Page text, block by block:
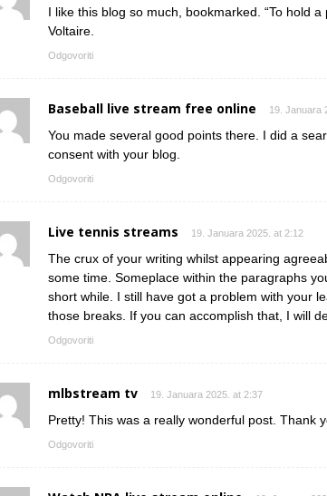
I like this blog so much, bookmarked. “To hold
Voltaire.
Odgovoriti
Baseball live stream free online 19. Januara
You made several good points there. I did a
consent with your blog.
Odgovoriti
Live tennis streams 19. Januara 2025. at 2:12
The crux of your writing whilst appearing
some time. Someplace within the paragraphs
short while. I still have got a problem with your
those breaks. If you can accomplish that, I will
Odgovoriti
mlbstream tv 19. Januara 2025. at 2:37
Pretty! This was a really wonderful post. Thank
Odgovoriti